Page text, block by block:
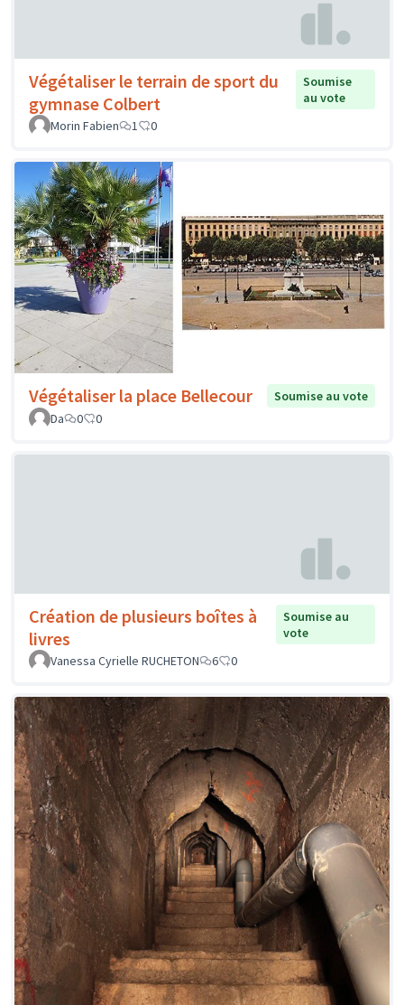
Végétaliser le terrain de sport du
gymnase Colbert
Soumise
au vote
Morin Fabien
1 0
Végétaliser la place Bellecour
Soumise au vote
Da
0 0
Création de plusieurs boîtes à
livres
Soumise au
vote
Vanessa Cyrielle RUCHETON
6 0